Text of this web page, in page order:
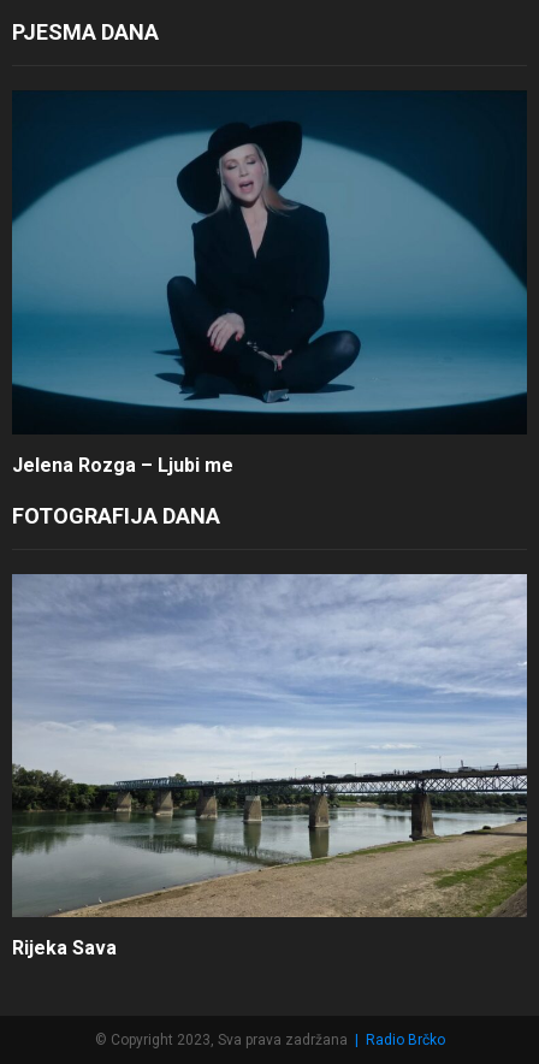
PJESMA DANA
Jelena Rozga – Ljubi me
FOTOGRAFIJA DANA
Rijeka Sava
© Copyright 2023, Sva prava zadržana Radio Brčko